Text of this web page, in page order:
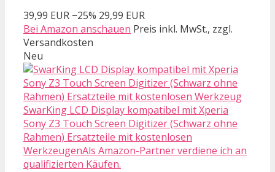
39,99 EUR −25% 29,99 EUR
Bei Amazon anschauen Preis inkl. MwSt., zzgl.
Versandkosten
Neu
SwarKing LCD Display kompatibel mit Xperia
Sony Z3 Touch Screen Digitizer (Schwarz ohne
Rahmen) Ersatzteile mit kostenlosen
WerkzeugenAls Amazon-Partner verdiene ich an
qualifizierten Käufen.